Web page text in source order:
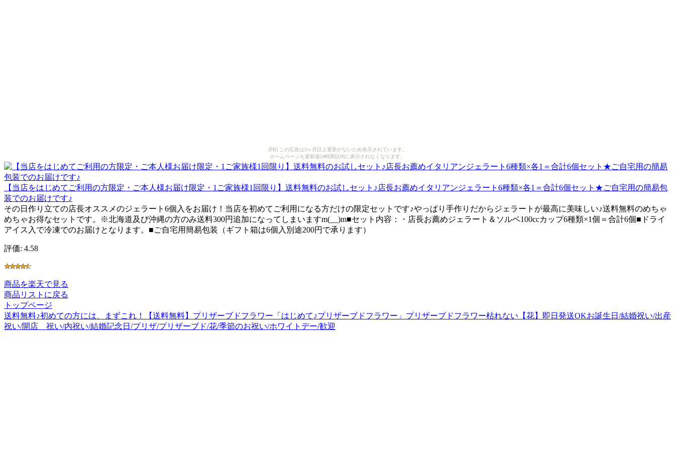
[PR] この広告は3ヶ月以上更新がないため表示されています。
ホームページを更新後24時間以内に表示されなくなります。
【当店をはじめてご利用の方限定・ご本人様お届け限定・1ご家族様1回限り】送料無料のお試しセット♪店長お薦めイタリアンジェラート6種類×各1＝合計6個セット★ご自宅用の簡易包
装でのお届けです♪
その日作り立ての店長オススメのジェラート6個入をお届け！当店を初めてご利用になる方だけの限定セットです♪やっぱり手作りだからジェラートが最高に美味しい♪送料無料のめちゃ
めちゃお得なセットです。※北海道及び沖縄の方のみ送料300円追加になってしまいますm(__)m■セット内容：・店長お薦めジェラート＆ソルベ100ccカップ6種類×1個＝合計6個■ドライ
アイス入で冷凍でのお届けとなります。■ご自宅用簡易包装（ギフト箱は6個入別途200円で承ります）
評価: 4.58
商品を楽天で見る
商品リストに戻る
トップページ
送料無料♪初めての方には、まずこれ！【送料無料】プリザーブドフラワー「はじめて♪プリザーブドフラワー」プリザーブドフラワー枯れない【花】即日発送OKお誕生日/結婚祝い/出産
祝い/開店 祝い/内祝い/結婚記念日/プリザ/プリザーブド/花/季節のお祝い/ホワイトデー/歓迎